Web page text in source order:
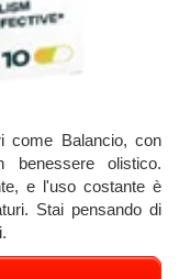
come Balancio, con
benessere olistico.
e l'uso costante è
Stai pensando di